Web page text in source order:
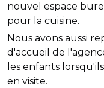
nouvel espace
pour la cuisine.
Nous avons aussi
d'accueil de
les enfants
en visite.